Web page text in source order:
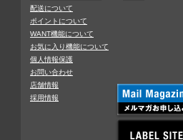
配送について
ポイントについて
WANT機能について
お気に入り機能について
個人情報保護
お問い合わせ
店舗情報
採用情報